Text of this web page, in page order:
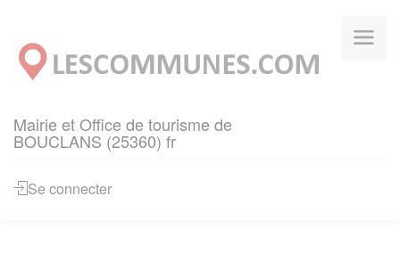
Mairie et Office de tourisme de
BOUCLANS (25360) fr
Se connecter